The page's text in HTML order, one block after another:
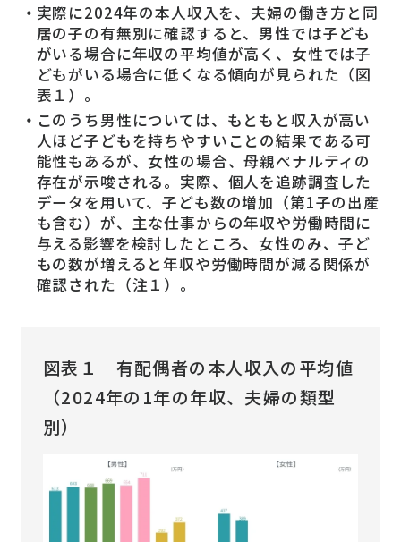
実際に2024年の本人収入を、夫婦の働き方と同
居の子の有無別に確認すると、男性では子ども
がいる場合に年収の平均値が高く、女性では子
どもがいる場合に低くなる傾向が見られた（図
表１）。
このうち男性については、もともと収入が高い
人ほど子どもを持ちやすいことの結果である可
能性もあるが、女性の場合、母親ペナルティの
存在が示唆される。実際、個人を追跡調査した
データを用いて、子ども数の増加（第1子の出産
も含む）が、主な仕事からの年収や労働時間に
与える影響を検討したところ、女性のみ、子ど
もの数が増えると年収や労働時間が減る関係が
確認された（注１）。
図表１ 有配偶者の本人収入の平均値
（2024年の1年の年収、夫婦の類型
別）